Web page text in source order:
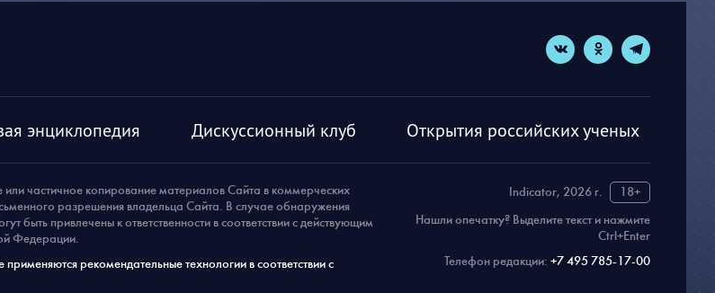
энциклопедия Дискуссионный клуб Открытия российских ученых
Indicator, 2026 г.
18+
Нашли опечатку? Выделите текст и нажмите
Ctrl+Enter
Телефон редакции: +7 495 785-17-00
частичное копирование материалов Сайта в коммерческих
разрешения владельца Сайта. В случае обнаружения
быть привлечены к ответственности в соответствии с действующим
Федерации.
рекомендательные технологии в соответствии с